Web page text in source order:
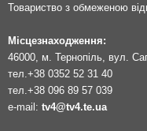
Товариство з обмеженою
Місцезнаходження:
46000, м. Тернопіль, вул.
тел. +38 0352 52 31 40
тел. +38 096 89 57 039
e-mail: tv4@tv4.te.ua